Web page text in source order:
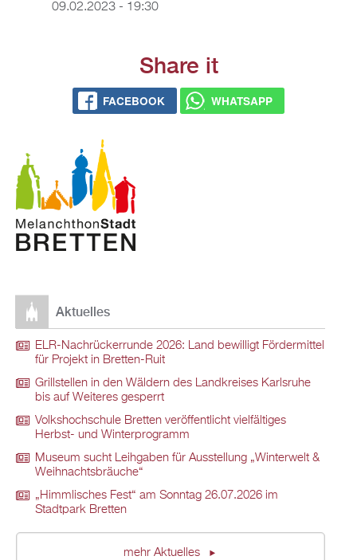
09.02.2023 - 19:30
Share it
FACEBOOK WHATSAPP
Aktuelles
ELR-Nachrückerrunde 2026: Land bewilligt Fördermittel
für Projekt in Bretten-Ruit
Grillstellen in den Wäldern des Landkreises Karlsruhe
bis auf Weiteres gesperrt
Volkshochschule Bretten veröffentlicht vielfältiges
Herbst- und Winterprogramm
Museum sucht Leihgaben für Ausstellung „Winterwelt &
Weihnachtsbräuche“
„Himmlisches Fest“ am Sonntag 26.07.2026 im
Stadtpark Bretten
mehr Aktuelles